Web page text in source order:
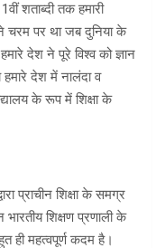
शताब्दी तक हमारी
चरम पर था जब दुनिया के
देश ने पूरे विश्व को ज्ञान
हमारे देश में नालंदा व
के रूप में शिक्षा के
प्राचीन शिक्षा के समग्र
शिक्षण प्रणाली के
ही महत्वपूर्ण कदम है।